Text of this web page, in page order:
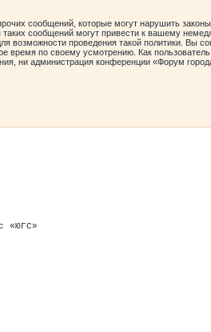
сообщений, которые могут нарушить
сообщений могут привести к вашему
возможности проведения такой политики. Вы
время по своему усмотрению. Как
ни администрация конференции «Форум
«ЮГС»